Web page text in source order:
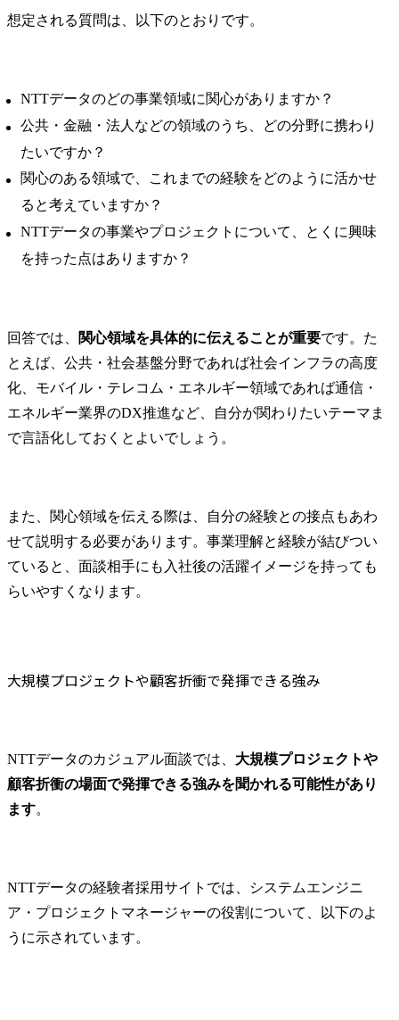
想定される質問は、以下のとおりです。
NTTデータのどの事業領域に関心がありますか？
公共・金融・法人などの領域のうち、どの分野に携わり
たいですか？
関心のある領域で、これまでの経験をどのように活かせ
ると考えていますか？
NTTデータの事業やプロジェクトについて、とくに興味
を持った点はありますか？
回答では、 関心領域を具体的に伝えることが重要です。た
とえば、公共・社会基盤分野であれば社会インフラの高度
化、モバイル・テレコム・エネルギー領域であれば通信・
エネルギー業界のDX推進など、自分が関わりたいテーマま
で言語化しておくとよいでしょう。
また、関心領域を伝える際は、自分の経験との接点もあわ
せて説明する必要があります。事業理解と経験が結びつい
ていると、面談相手にも入社後の活躍イメージを持っても
らいやすくなります。
大規模プロジェクトや顧客折衝で発揮できる強み
NTTデータのカジュアル面談では、 大規模プロジェクトや
顧客折衝の場面で発揮できる強みを聞かれる可能性があり
ます。
NTTデータの経験者採用サイトでは、システムエンジニ
ア・プロジェクトマネージャーの役割について、以下のよ
うに示されています。